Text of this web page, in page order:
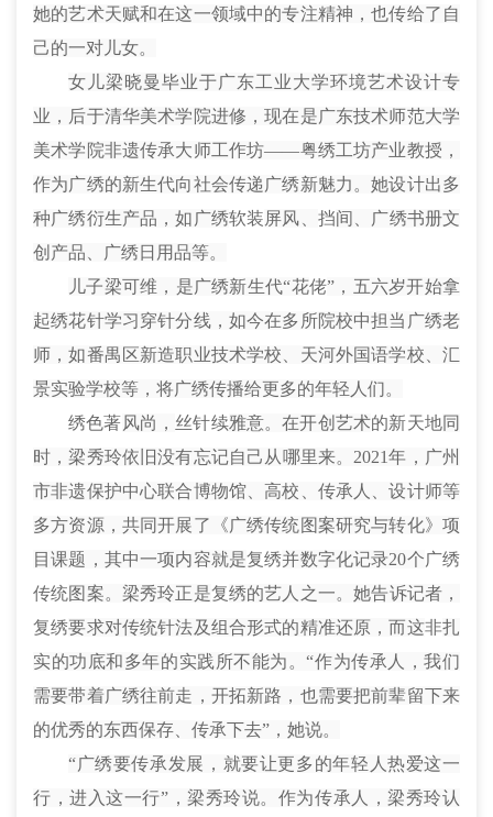
她的艺术天赋和在这一领域中的专注精神，也传给了自
己的一对儿女。
女儿梁晓曼毕业于广东工业大学环境艺术设计专
业，后于清华美术学院进修，现在是广东技术师范大学
美术学院非遗传承大师工作坊——粤绣工坊产业教授，
作为广绣的新生代向社会传递广绣新魅力。她设计出多
种广绣衍生产品，如广绣软装屏风、 挡间、广绣书册文
创产品、广绣日用品等。
儿子梁可维，是广绣新生代“花佬”，五六岁开始拿
起绣花针学习穿针分线，如今在多所院校中担当广绣老
师，如番禺区新造职业技术学校、天河外国语学校、汇
景实验学校等，将广绣传播给更多的年轻人们。
绣色著风尚， 丝针续雅意。在开创艺术的新天地同
时，梁秀玲依旧没有忘记自己从哪里来。2021年，广州
市非遗保护中心联合博物馆、高校、传承人、设计师等
多方资源，共同开展了《广绣传统图案研究与转化》项
目课题，其中一项内容就是复绣并数字化记录20个广绣
传统图案。梁秀玲正是复绣的艺人之一。她告诉记者，
复绣要求对传统针法及组合形式的精准还原，而这非扎
实的功底和多年的实践所不能为。“作为传承人，我们
需要带着广绣往前走，开拓新路，也需要把前辈留下来
的优秀的东西保存、传承下去”，她说。
“广绣要传承发展，就要让更多的年轻人热爱这一
行，进入这一行”，梁秀玲说。作为传承人，梁秀玲认